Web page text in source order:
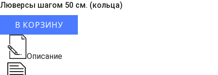
Люверсы шагом 50 см. (кольца)
В КОРЗИНУ
Описание